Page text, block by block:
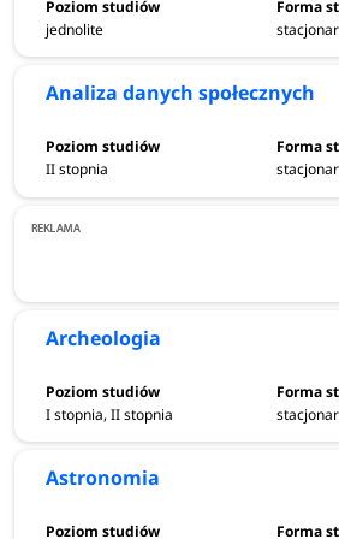
Jagiellońskim w roku akademickim
stacjonarnych pierwszego stopnia i
magisterskich według ogólnej liczby
Filozoficzny),Psychologia
(1428 -
Komunikacji Społecznej),
Kierunek
(13,06),kierunek lekarsko-
fizjoterapia
(11,42), elektroradiologia
(10,93).
jednolite
Analiza danych społecznych
II stopnia
Archeologia
I stopnia, II stopnia
Astronomia